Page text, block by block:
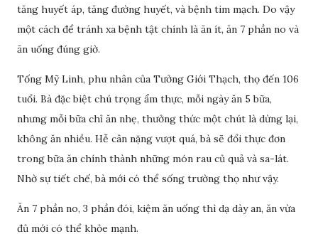
tăng huyết áp, tăng đường huyết, và bệnh tim mạch. Do vậy
một cách để tránh xa bệnh tật chính là ăn ít, ăn 7 phần no và
ăn uống đúng giờ.
Tống Mỹ Linh, phu nhân của Tưởng Giới Thạch, thọ đến 106
tuổi. Bà đặc biệt chú trọng ẩm thực, mỗi ngày ăn 5 bữa,
nhưng mỗi bữa chỉ ăn nhẹ, thưởng thức một chút là dừng lại,
không ăn nhiều. Hễ cân nặng vượt quá, bà sẽ đổi thực đơn
trong bữa ăn chính thành những món rau củ quả và sa-lát.
Nhờ sự tiết chế, bà mới có thể sống trường thọ như vậy.
Ăn 7 phần no, 3 phần đói, kiệm ăn uống thì dạ dày an, ăn vừa
đủ mới có thể khỏe mạnh.